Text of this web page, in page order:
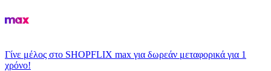
Γίνε μέλος στο SHOPFLIX max για δωρεάν μεταφορικά για 1
χρόνο!